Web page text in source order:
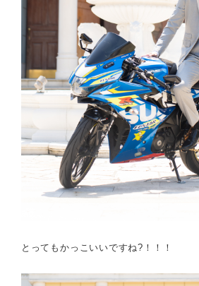
とってもかっこいいですね?！！！